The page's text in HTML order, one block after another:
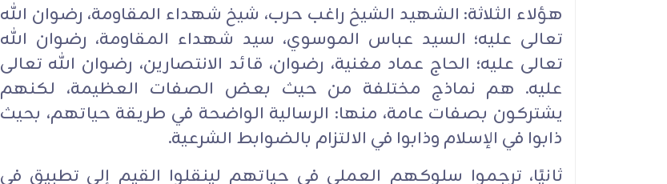
هؤلاء الثلاثة: الشهيد الشيخ راغب حرب، شيخ شهداء المقاومة، رضوان الله
تعالى عليه؛ السيد عباس ‏الموسوي، سيد ‏شهداء المقاومة، رضوان الله
تعالى عليه؛ الحاج عماد مغنية، رضوان، قائد الانتصارين، ‏رضوان الله تعالى
عليه. هم نماذج ‏مختلفة من حيث بعض الصفات العظيمة، لكنهم
يشتركون بصفات ‏عامة، منها: الرسالية الواضحة في طريقة حياتهم، بحيث
‏ذابوا في الإسلام وذابوا في الالتزام بالضوابط ‏الشرعية.‏
ثانيًا، ترجموا سلوكهم العملي في حياتهم لينقلوا القيم إلى تطبيق في